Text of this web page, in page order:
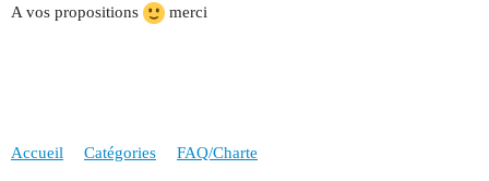
A vos propositions merci
Accueil Catégories FAQ/Charte